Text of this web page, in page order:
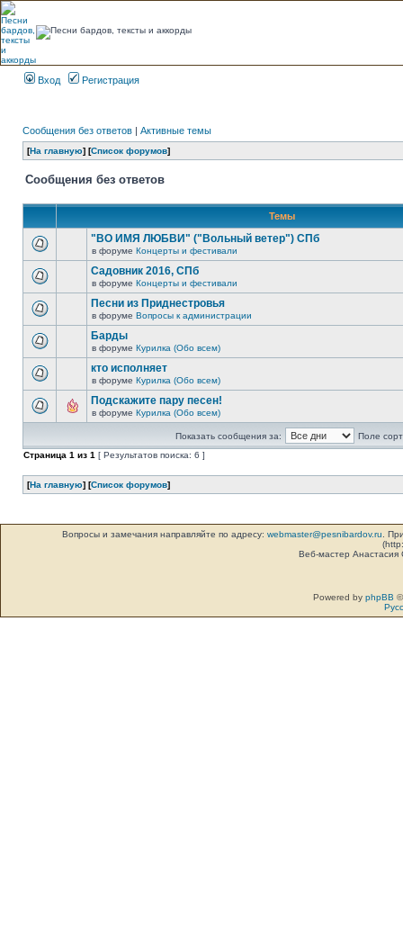
Вход Регистрация
Сообщения без ответов | Активные темы
[На главную] [Список форумов]
Сообщения без ответов
Темы
"ВО ИМЯ ЛЮБВИ" ("Вольный ветер") СПб
в форуме Концерты и фестивали
Садовник 2016, СПб
в форуме Концерты и фестивали
Песни из Приднестровья
в форуме Вопросы к администрации
Барды
в форуме Курилка (Обо всем)
кто исполняет
в форуме Курилка (Обо всем)
Подскажите пару песен!
в форуме Курилка (Обо всем)
Показать сообщения за:
Поле
Страница 1 из 1 [ Результатов поиска: 6 ]
[На главную] [Список форумов]
Вопросы и замечания направляйте по адресу: webmaster@pesnibardov.ru .
Веб-мастер
Powered by phpBB